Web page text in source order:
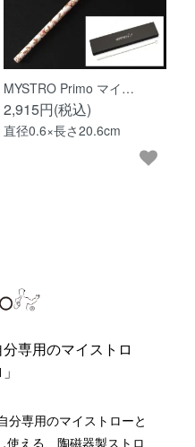
MYSTRO Primo マイ…
2,915円(税込)
直径0.6×長さ20.6cm